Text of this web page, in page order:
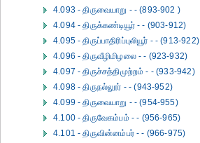
4.093 - திருவையாறு - - (893-902 )
4.094 - திருக்கண்டியூர் - - (903-912)
4.095 - திருப்பாதிரிப்புலியூர் - - (913-922)
4.096 - திருவீழிமிழலை - - (923-932)
4.097 - திருச்சத்திமுற்றம் - - (933-942)
4.098 - திருநல்லூர் - - (943-952)
4.099 - திருவையாறு - - (954-955)
4.100 - திருவேகம்பம் - - (956-965)
4.101 - திருவின்னம்பர் - - (966-975)